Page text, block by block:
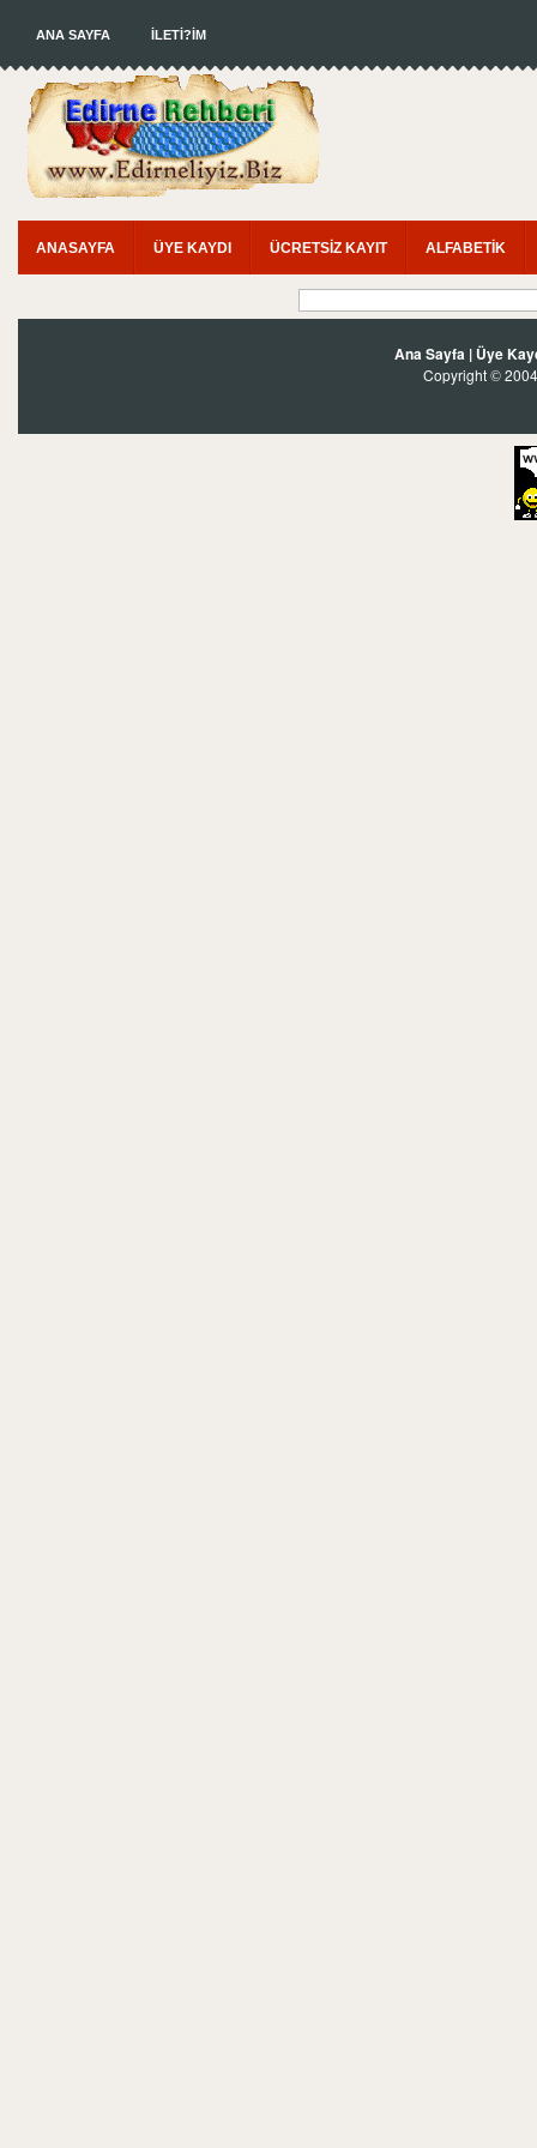
ANA SAYFA İLETİ?İM
ANASAYFA ÜYE KAYDI ÜCRETSİZ KAYIT ALFABETİK
Ana Sayfa | Üye
Copyright ©